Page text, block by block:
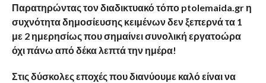
Παρατηρώντας τον διαδικτυακό τόπο ptolemaida.gr η
συχνότητα δημοσίευσης κειμένων δεν ξεπερνά τα 1
με 2 ημερησίως που σημαίνει συνολική εργατοώρα
όχι πάνω από δέκα λεπτά την ημέρα!
Στις δύσκολες εποχές που διανύουμε καλό είναι να